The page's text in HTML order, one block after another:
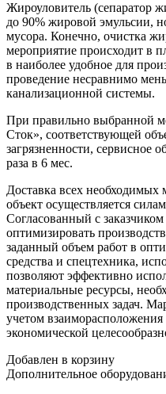
Жироуловитель (сепаратор
до 90% жировой эмульсии,
мусора. Конечно, очистка
мероприятие происходит в
в наиболее удобное для
проведение несравнимо
канализационной системы.
При правильно выбранной
Сток», соответствующей
загрязненности, сервисное
раза в 6 мес.
Доставка всех
объект осуществляется
Согласованный с
оптимизировать
заданный объем работ в
средства и спецтехника,
позволяют эффективно
материальные ресурсы,
производственных задач.
учетом взаиморасположения
экономической
Добавлен в корзину
Дополнительное